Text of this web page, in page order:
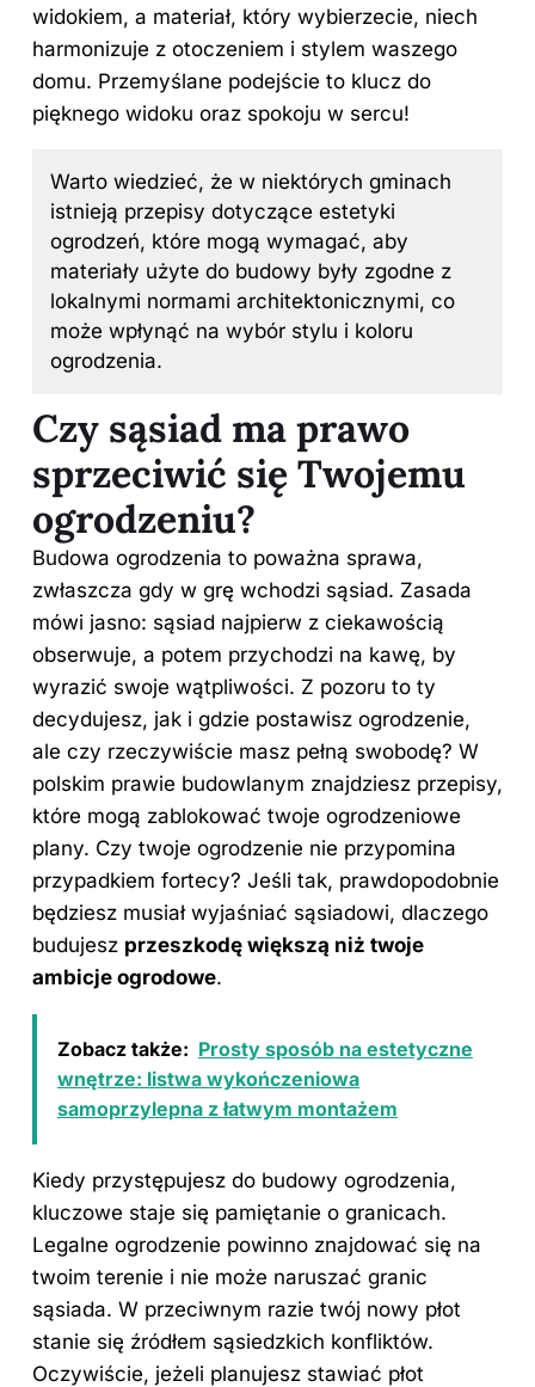
widokiem, a materiał, który wybierzecie, niech
harmonizuje z otoczeniem i stylem waszego
domu. Przemyślane podejście to klucz do
pięknego widoku oraz spokoju w sercu!
Warto wiedzieć, że w niektórych gminach
istnieją przepisy dotyczące estetyki
ogrodzeń, które mogą wymagać, aby
materiały użyte do budowy były zgodne z
lokalnymi normami architektonicznymi, co
może wpłynąć na wybór stylu i koloru
ogrodzenia.
Czy sąsiad ma prawo
sprzeciwić się Twojemu
ogrodzeniu?
Budowa ogrodzenia to poważna sprawa,
zwłaszcza gdy w grę wchodzi sąsiad. Zasada
mówi jasno: sąsiad najpierw z ciekawością
obserwuje, a potem przychodzi na kawę, by
wyrazić swoje wątpliwości. Z pozoru to ty
decydujesz, jak i gdzie postawisz ogrodzenie,
ale czy rzeczywiście masz pełną swobodę? W
polskim prawie budowlanym znajdziesz przepisy,
które mogą zablokować twoje ogrodzeniowe
plany. Czy twoje ogrodzenie nie przypomina
przypadkiem fortecy? Jeśli tak, prawdopodobnie
będziesz musiał wyjaśniać sąsiadowi, dlaczego
budujesz przeszkodę większą niż twoje
ambicje ogrodowe.
Zobacz także: Prosty sposób na estetyczne
wnętrze: listwa wykończeniowa
samoprzylepna z łatwym montażem
Kiedy przystępujesz do budowy ogrodzenia,
kluczowe staje się pamiętanie o granicach.
Legalne ogrodzenie powinno znajdować się na
twoim terenie i nie może naruszać granic
sąsiada. W przeciwnym razie twój nowy płot
stanie się źródłem sąsiedzkich konfliktów.
Oczywiście, jeżeli planujesz stawiać płot